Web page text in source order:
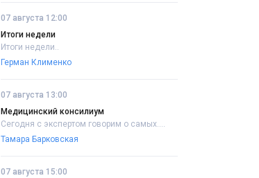
07 августа 12:00
Итоги недели
Итоги недели..
Герман Клименко
07 августа 13:00
Медицинский консилиум
Сегодня с экспертом говорим о самых....
Тамара Барковская
07 августа 15:00